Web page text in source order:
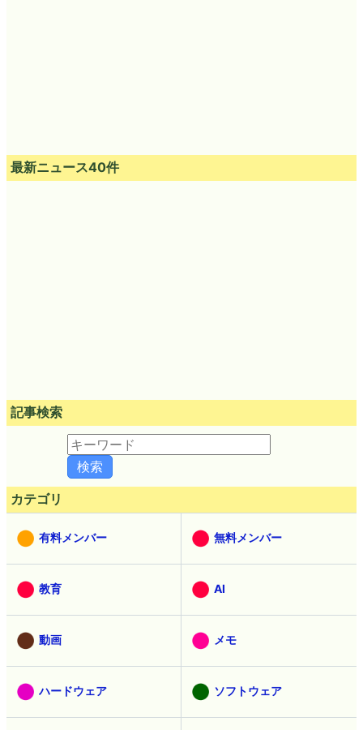
最新ニュース40件
記事検索
カテゴリ
有料メンバー 無料メンバー
教育 AI
動画 メモ
ハードウェア ソフトウェア